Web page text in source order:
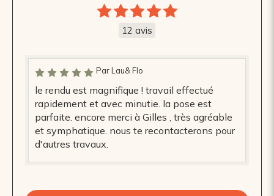
12 avis
Par Lau& Flo
le rendu est magnifique ! travail effectué
rapidement et avec minutie. la pose est
parfaite. encore merci à Gilles , très agréable
et symphatique. nous te recontacterons pour
d'autres travaux.